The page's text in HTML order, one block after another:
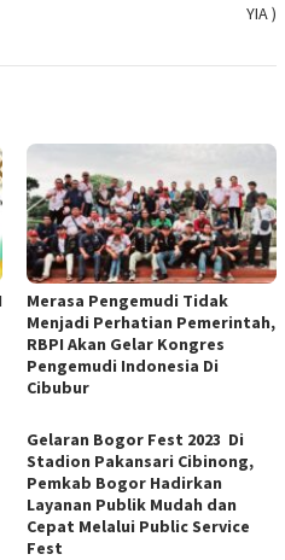
YIA )
Merasa Pengemudi Tidak
Menjadi Perhatian Pemerintah,
RBPI Akan Gelar Kongres
Pengemudi Indonesia Di
Cibubur
Gelaran Bogor Fest 2023 Di
Stadion Pakansari Cibinong,
Pemkab Bogor Hadirkan
Layanan Publik Mudah dan
Cepat Melalui Public Service
Fest